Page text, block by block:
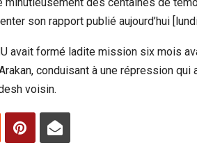
son rapport publié aujourd’hui
avait formé ladite mission six mois
conduisant à une répression
voisin.